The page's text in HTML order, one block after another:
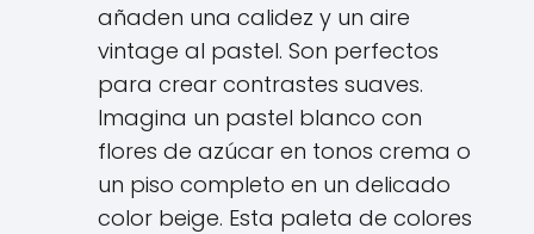
añaden una calidez y un aire
vintage al pastel. Son perfectos
para crear contrastes suaves.
Imagina un pastel blanco con
flores de azúcar en tonos crema o
un piso completo en un delicado
color beige. Esta paleta de colores